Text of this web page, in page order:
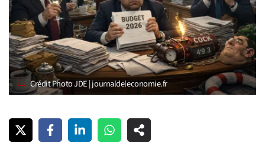
Crédit Photo JDE | journaldeleconomie.fr